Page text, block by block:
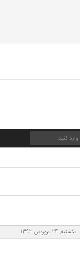
یکشنبه, 24 فروردين 1393